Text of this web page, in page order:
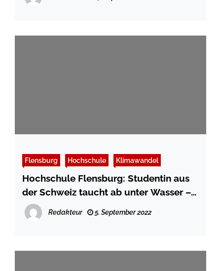
Flensburg Hochschule Klimawandel
Hochschule Flensburg: Studentin aus
der Schweiz taucht ab unter Wasser –
für die Bachelorarbeit
Redakteur 5. September 2022